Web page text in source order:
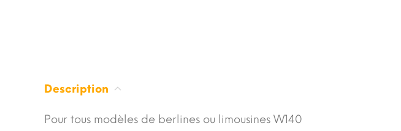
Description
Pour tous modèles de berlines ou limousines W140